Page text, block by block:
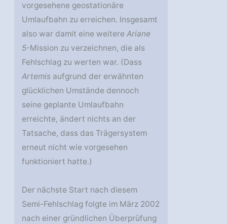
vorgesehene geostationäre
Umlaufbahn zu erreichen. Insgesamt
also war damit eine weitereAriane
5-Mission zu verzeichnen, die als
Fehlschlag zu werten war. (Dass
Artemis aufgrund der erwähnten
glücklichen Umstände dennoch
seine geplante Umlaufbahn
erreichte, ändert nichts an der
Tatsache, dass das Trägersystem
erneut nicht wie vorgesehen
funktioniert hatte.)
Der nächste Start nach diesem
Semi-Fehlschlag folgte im März 2002
nach einer gründlichen Überprüfung